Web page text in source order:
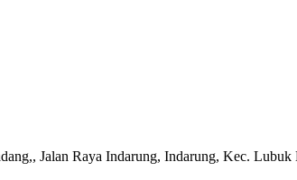
Jalan Raya Indarung, Indarung, Kec.